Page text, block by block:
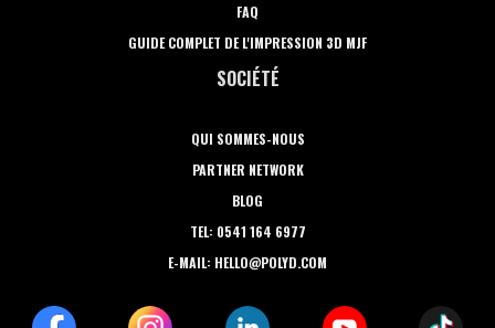
FAQ
GUIDE COMPLET DE L'IMPRESSION 3D MJF
SOCIÉTÉ
QUI SOMMES-NOUS
PARTNER NETWORK
BLOG
TEL: 0541 164 6977
E-MAIL: HELLO@POLYD.COM